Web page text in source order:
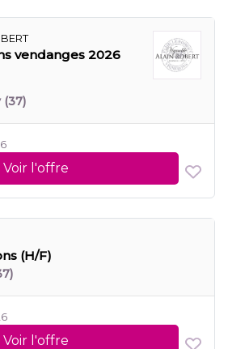
vendanges 2026
(37)
Voir l'offre
(H/F)
Voir l'offre